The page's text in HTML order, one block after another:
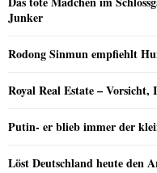
Junker
Rodong Sinmun empfiehlt
Royal Real Estate –
Putin- er blieb immer der
Löst Deutschland heute den